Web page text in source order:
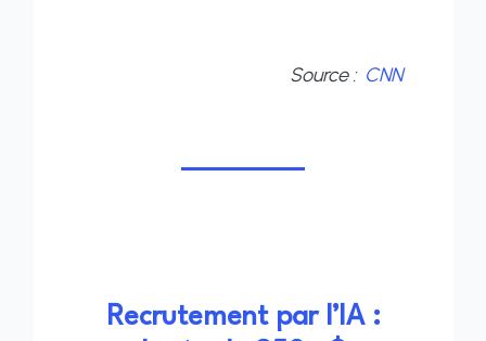
Source : CNN
Recrutement par l’IA :